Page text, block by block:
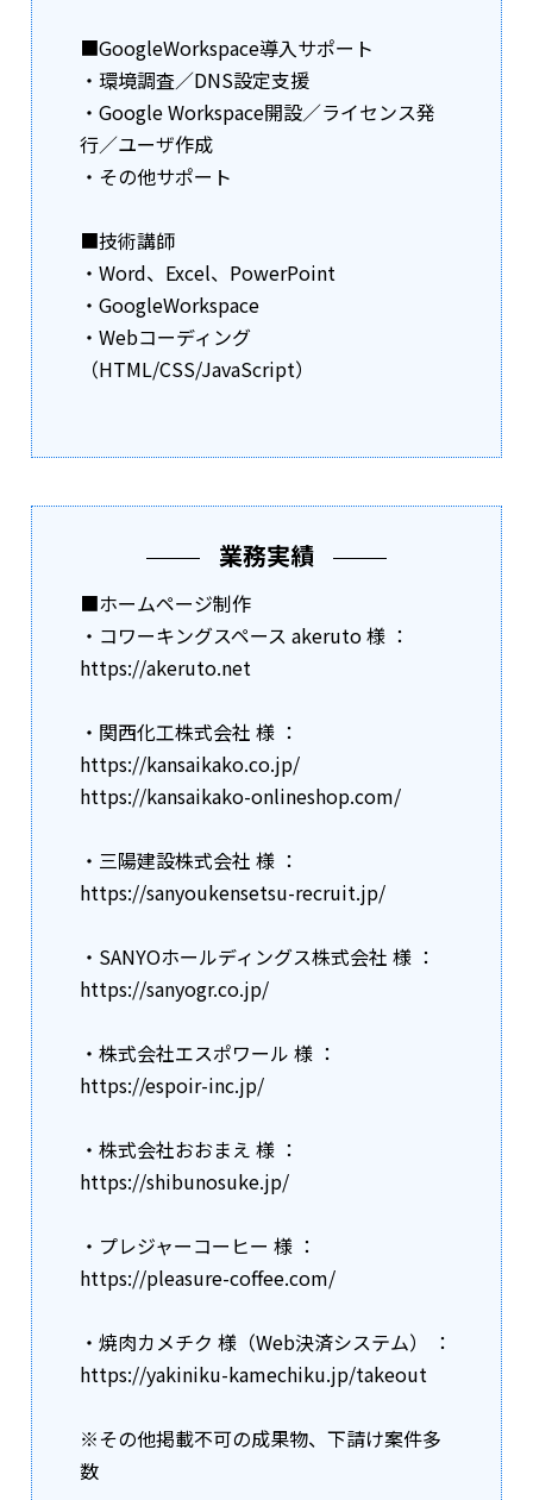
■GoogleWorkspace導入サポート
・環境調査／DNS設定支援
・Google Workspace開設／ライセンス発
行／ユーザ作成
・その他サポート
■技術講師
・Word、Excel、PowerPoint
・GoogleWorkspace
・Webコーディング
（HTML/CSS/JavaScript）
業務実績
■ホームページ制作
・コワーキングスペース akeruto 様 ：
https://akeruto.net
・関西化工株式会社 様 ：
https://kansaikako.co.jp/
https://kansaikako-onlineshop.com/
・三陽建設株式会社 様 ：
https://sanyoukensetsu-recruit.jp/
・SANYOホールディングス株式会社 様 ：
https://sanyogr.co.jp/
・株式会社エスポワール 様 ：
https://espoir-inc.jp/
・株式会社おおまえ 様 ：
https://shibunosuke.jp/
・プレジャーコーヒー 様 ：
https://pleasure-coffee.com/
・焼肉カメチク 様（Web決済システム） ：
https://yakiniku-kamechiku.jp/takeout
※その他掲載不可の成果物、下請け案件多
数